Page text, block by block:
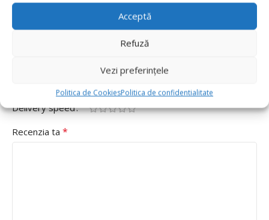
Acceptă
Refuză
Vezi preferințele
Politica de CookiesPolitica de confidentialitate
Adresa ta de email nu va fi publicată.
sunt marcate cu*
Delivery speed
Recenzia ta *